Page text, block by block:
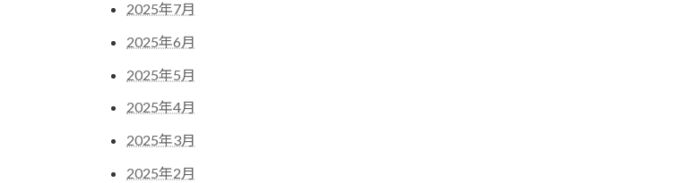
2025年7月
2025年6月
2025年5月
2025年4月
2025年3月
2025年2月